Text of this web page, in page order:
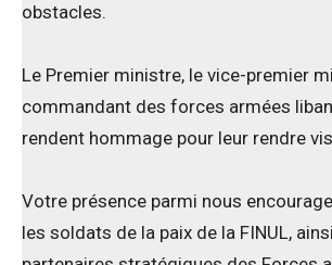
obstacles.
Le Premier ministre, le vice-premier
commandant des forces armées
rendent hommage pour leur rendre
Votre présence parmi nous
les soldats de la paix de la FINUL,